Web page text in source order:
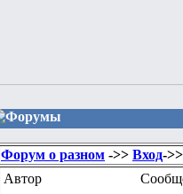
Форумы
Форум о разном ->> Вход-
Автор